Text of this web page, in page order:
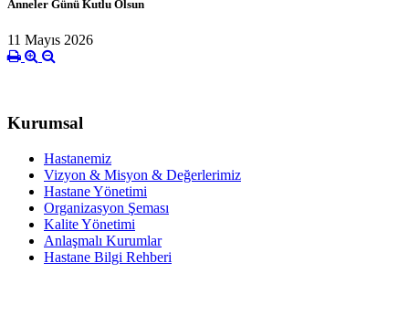
Anneler Günü Kutlu Olsun
11 Mayıs 2026
Kurumsal
Hastanemiz
Vizyon & Misyon & Değerlerimiz
Hastane Yönetimi
Organizasyon Şeması
Kalite Yönetimi
Anlaşmalı Kurumlar
Hastane Bilgi Rehberi